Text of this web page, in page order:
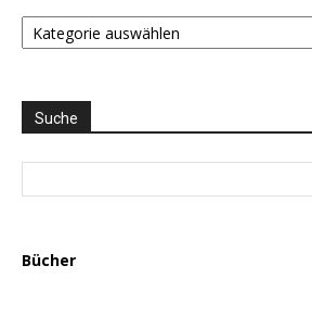
STAATEN
LISTE
AUSWAHL
Suche
Bücher